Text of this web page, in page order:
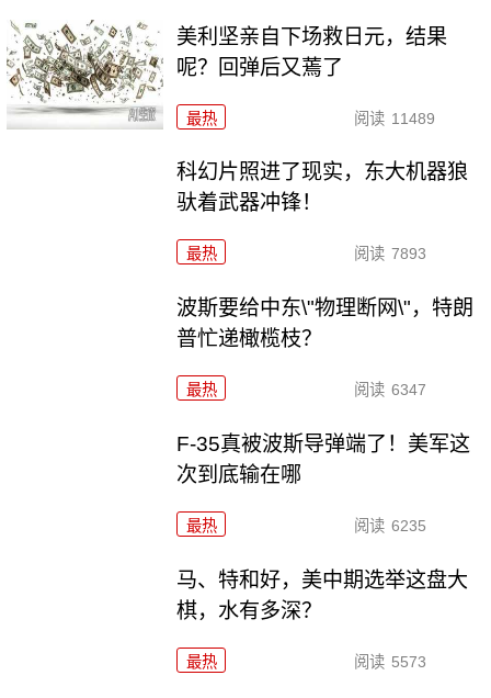
美利坚亲自下场救日元，结果
呢？回弹后又蔫了
最热 阅读 11489
科幻片照进了现实，东大机器狼
驮着武器冲锋！
最热 阅读 7893
波斯要给中东\"物理断网\"，特朗
普忙递橄榄枝？
最热 阅读 6347
F-35真被波斯导弹端了！美军这
次到底输在哪
最热 阅读 6235
马、特和好，美中期选举这盘大
棋，水有多深？
最热 阅读 5573